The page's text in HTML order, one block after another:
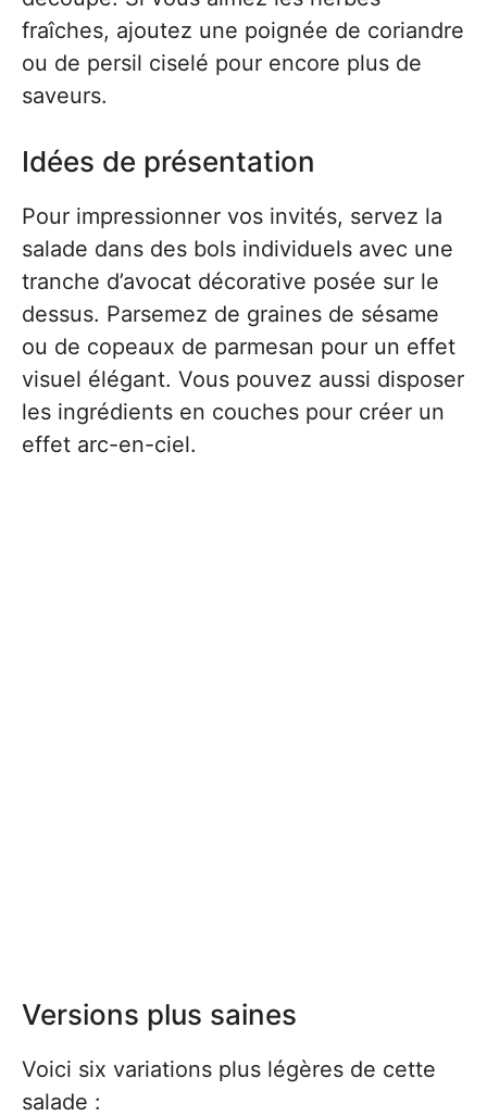
fraîches, ajoutez une poignée de coriandre
ou de persil ciselé pour encore plus de
saveurs.
Idées de présentation
Pour impressionner vos invités, servez la
salade dans des bols individuels avec une
tranche d’avocat décorative posée sur le
dessus. Parsemez de graines de sésame
ou de copeaux de parmesan pour un effet
visuel élégant. Vous pouvez aussi disposer
les ingrédients en couches pour créer un
effet arc-en-ciel.
Versions plus saines
Voici six variations plus légères de cette
salade :